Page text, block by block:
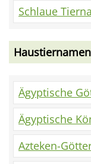
Schlaue
Ägyptische
Ägyptische
Azteken-